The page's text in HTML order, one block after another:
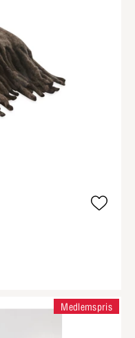
Medlemspris